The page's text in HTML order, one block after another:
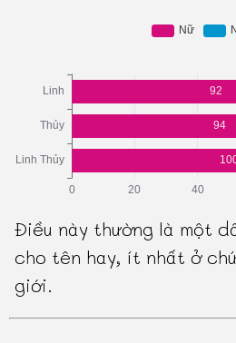
Điều này thường là một
cho tên hay, ít nhất ở
giới.